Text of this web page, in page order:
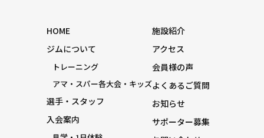
HOME
ジムについて
トレーニング
アマ・スパー各大会・キッズ
選手・スタッフ
入会案内
施設紹介
アクセス
会員様の声
よくあるご質問
お知らせ
サポーター募集